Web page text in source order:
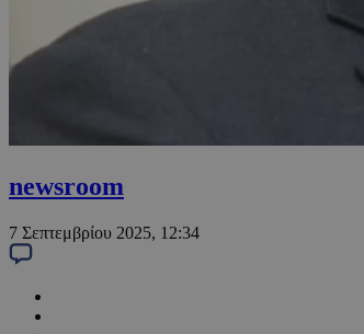
newsroom
7 Σεπτεμβρίου 2025, 12:34